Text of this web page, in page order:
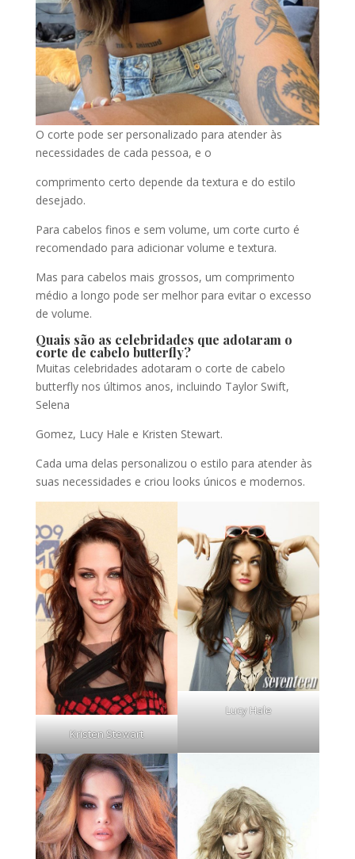
O corte pode ser personalizado para atender às
necessidades de cada pessoa, e o
comprimento certo depende da textura e do estilo
desejado.
Para cabelos finos e sem volume, um corte curto é
recomendado para adicionar volume e textura.
Mas para cabelos mais grossos, um comprimento
médio a longo pode ser melhor para evitar o excesso
de volume.
Quais são as celebridades que adotaram o
corte de cabelo butterfly?
Muitas celebridades adotaram o corte de cabelo
butterfly nos últimos anos, incluindo Taylor Swift,
Selena
Gomez, Lucy Hale e Kristen Stewart.
Cada uma delas personalizou o estilo para atender às
suas necessidades e criou looks únicos e modernos.
Kristen Stewart
Lucy Hale